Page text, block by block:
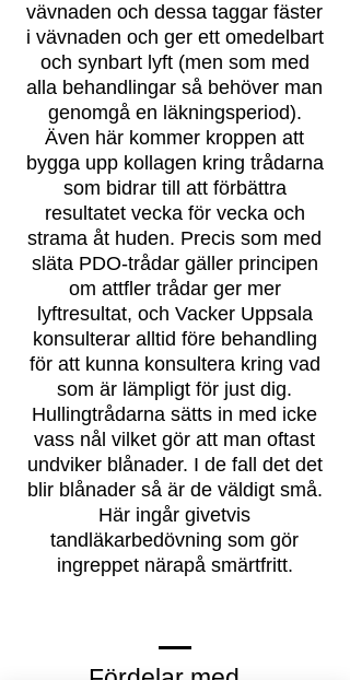
vävnaden och dessa taggar fäster
i vävnaden och ger ett omedelbart
och synbart lyft (men som med
alla behandlingar så behöver man
genomgå en läkningsperiod).
Även här kommer kroppen att
bygga upp kollagen kring trådarna
som bidrar till att förbättra
resultatet vecka för vecka och
strama åt huden. Precis som med
släta PDO-trådar gäller principen
om attfler trådar ger mer
lyftresultat, och Vacker Uppsala
konsulterar alltid före behandling
för att kunna konsultera kring vad
som är lämpligt för just dig.
Hullingtrådarna sätts in med icke
vass nål vilket gör att man oftast
undviker blånader. I de fall det det
blir blånader så är de väldigt små.
Här ingår givetvis
tandläkarbedövning som gör
ingreppet närapå smärtfritt.